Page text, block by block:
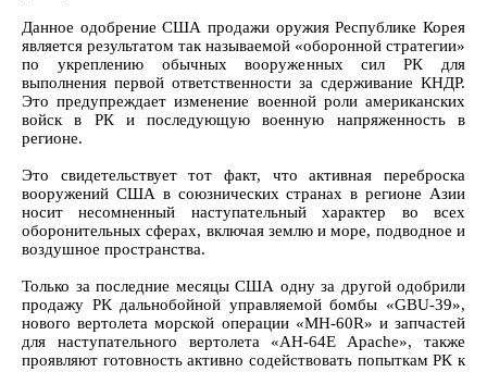
Данное одобрение США продажи оружия Республике Корея
является результатом так называемой «оборонной стратегии»
по укреплению обычных вооруженных сил РК для
выполнения первой ответственности за сдерживание КНДР.
Это предупреждает изменение военной роли американских
войск в РК и последующую военную напряженность в
регионе.
Это свидетельствует тот факт, что активная переброска
вооружений США в союзнических странах в регионе Азии
носит несомненный наступательный характер во всех
оборонительных сферах, включая землю и море, подводное и
воздушное пространства.
Только за последние месяцы США одну за другой одобрили
продажу РК дальнобойной управляемой бомбы «GBU-39»,
нового вертолета морской операции «MH-60R» и запчастей
для наступательного вертолета «AH-64E Apache», также
проявляют готовность активно содействовать попыткам РК к